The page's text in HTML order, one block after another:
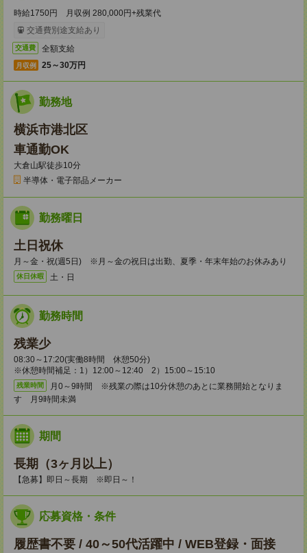
時給1750円 月収例 280,000円+残業代
交通費別途支給あり
交通費 全額支給
月収例 25～30万円
勤務地
横浜市港北区
車通勤OK
大倉山駅徒歩10分
半導体・電子部品メーカー
勤務曜日
土日祝休
月～金・祝(週5日) ※月～金の祝日は出勤、夏季・年末年始のお休みあり
休日休暇 土・日
勤務時間
残業少
08:30～17:20(実働8時間 休憩50分)
※休憩時間補足：1）12:00～12:40 2）15:00～15:10
残業時間
月0～9時間 ※残業の際は10分休憩のあとに業務開始となりま
す 月9時間未満
期間
長期（3ヶ月以上）
【急募】即日～長期 ※即日～！
応募資格・条件
履歴書不要 / 40～50代活躍中 / WEB登録・面接